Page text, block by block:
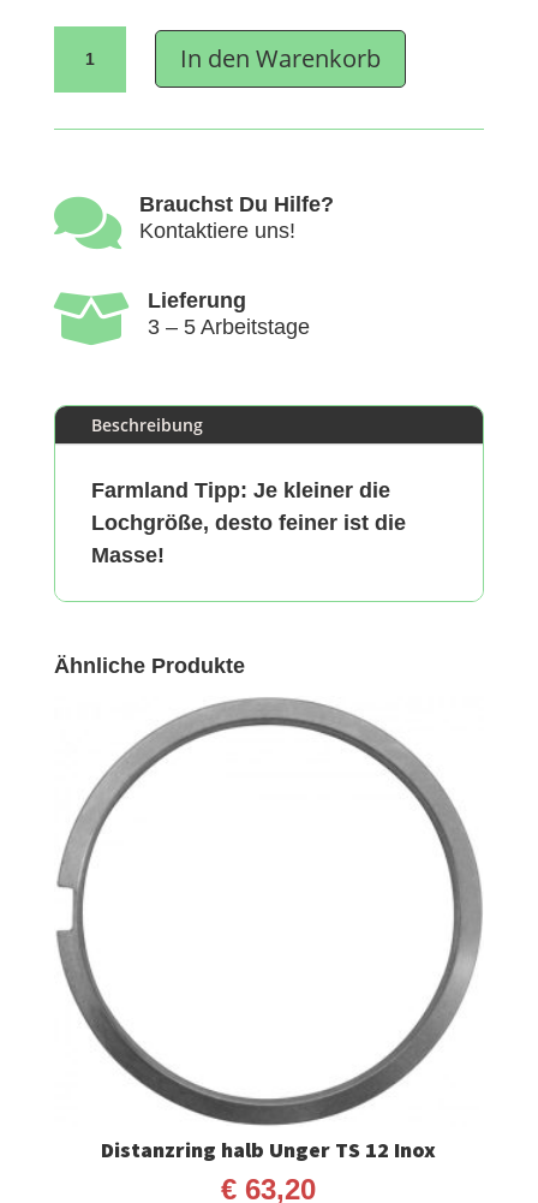
Ersatzscheibe
8mm
TS
In den Warenkorb

Brauchst Du Hilfe?
Kontaktiere uns!

Lieferung
3 – 5 Arbeitstage
Beschreibung
Farmland Tipp: Je kleiner die
Lochgröße, desto feiner ist die
Masse!
Ähnliche Produkte
Distanzring halb Unger TS 12 Inox
€ 63,20